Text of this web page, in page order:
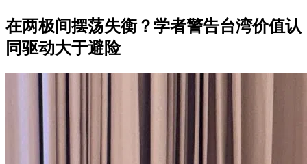
在两极间摆荡失衡？学者警告台湾价值认
同驱动大于避险